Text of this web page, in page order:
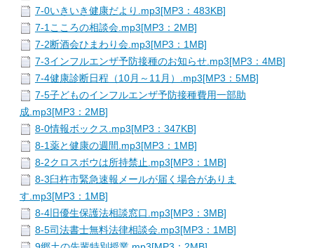
7-0いきいき健康だより.mp3[MP3：483KB]
7-1こころの相談会.mp3[MP3：2MB]
7-2断酒会ひまわり会.mp3[MP3：1MB]
7-3インフルエンザ予防接種のお知らせ.mp3[MP3：4MB]
7-4健康診断日程（10月～11月）.mp3[MP3：5MB]
7-5子どものインフルエンザ予防接種費用一部助
成.mp3[MP3：2MB]
8-0情報ボックス.mp3[MP3：347KB]
8-1薬と健康の週間.mp3[MP3：1MB]
8-2クロスボウは所持禁止.mp3[MP3：1MB]
8-3臼杵市緊急速報メールが届く場合がありま
す.mp3[MP3：1MB]
8-4旧優生保護法相談窓口.mp3[MP3：3MB]
8-5司法書士無料法律相談会.mp3[MP3：1MB]